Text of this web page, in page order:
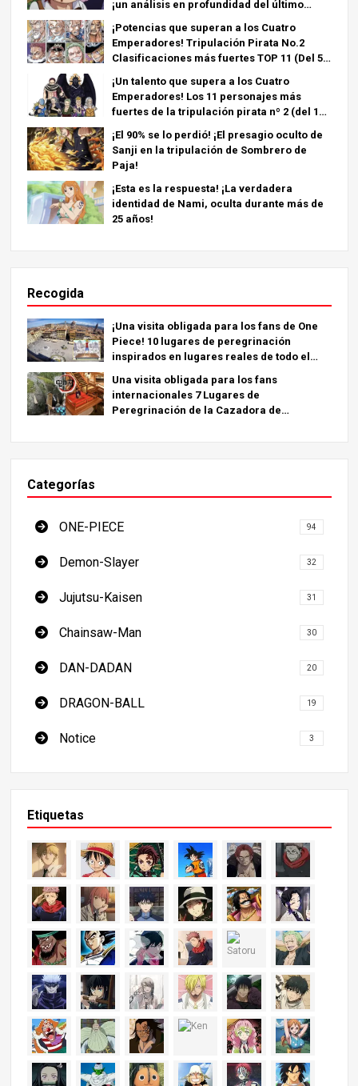
¡un análisis en profundidad del último
¡Potencias que superan a los Cuatro
Emperadores! Tripulación Pirata No.2
Clasificaciones más fuertes TOP 11 (Del 5º
¡Un talento que supera a los Cuatro
Emperadores! Los 11 personajes más
fuertes de la tripulación pirata nº 2 (del 11º
¡El 90% se lo perdió! ¡El presagio oculto de
Sanji en la tripulación de Sombrero de
Paja!
¡Esta es la respuesta! ¡La verdadera
identidad de Nami, oculta durante más de
25 años!
Recogida
¡Una visita obligada para los fans de One
Piece! 10 lugares de peregrinación
inspirados en lugares reales de todo el
Una visita obligada para los fans
internacionales 7 Lugares de
Peregrinación de la Cazadora de
Categorías
ONE-PIECE 94
Demon-Slayer 32
Jujutsu-Kaisen 31
Chainsaw-Man 30
DAN-DADAN 20
DRAGON-BALL 19
Notice 3
Etiquetas